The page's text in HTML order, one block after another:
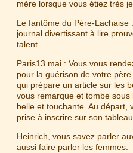
mère lorsque vous étiez très
Le fantôme du Père-
journal divertissant à lire
talent.
Paris13 mai : Vous vous
pour la guérison de votre
qui prépare un article sur les
vous remarque et tombe sous
belle et touchante. Au départ,
prise à inscrire sur son
Heinrich, vous savez parler
aussi faire parler les femmes.